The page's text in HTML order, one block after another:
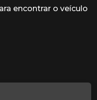
encontrar o veículo